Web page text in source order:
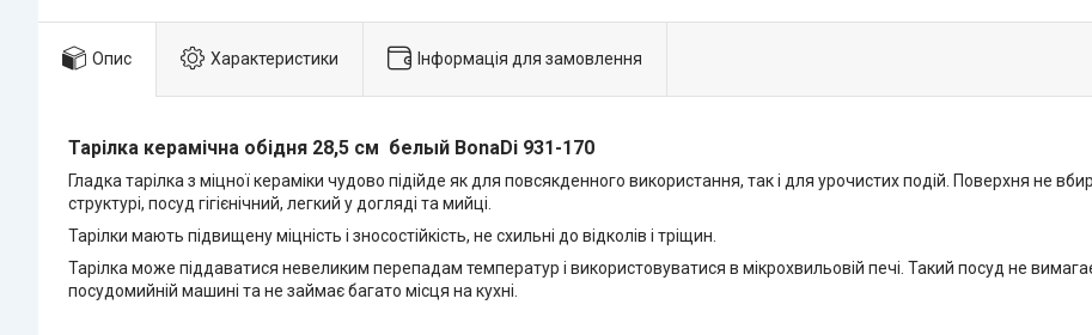
Опис Характеристики Інформація для замовлення
Тарілка керамічна обідня 28,5 см белый BonaDi 931-170
Гладка тарілка з міцної кераміки чудово підійде як для повсякденного використання, так і для урочистих подій. Поверхня не
структурі, посуд гігієнічний, легкий у догляді та мийці.
Тарілки мають підвищену міцність і зносостійкість, не схильні до відколів і тріщин.
Тарілка може піддаватися невеликим перепадам температур і використовуватися в мікрохвильовій печі. Такий посуд не
посудомийній машині та не займає багато місця на кухні.